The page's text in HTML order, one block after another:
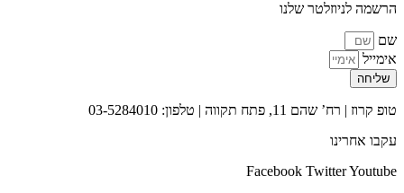
הרשמה לניוזלטר שלנו
שם
אימייל
שליחה
טופ קרוז | רח’ שהם 11, פתח תקווה | טלפון: 03-5284010
עקבו אחרינו
Facebook TwitterYoutube